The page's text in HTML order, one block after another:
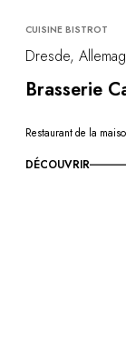
CUISINE BISTROT
Dresde,
Brasserie
Restaurant de la
DÉCOUVRIR